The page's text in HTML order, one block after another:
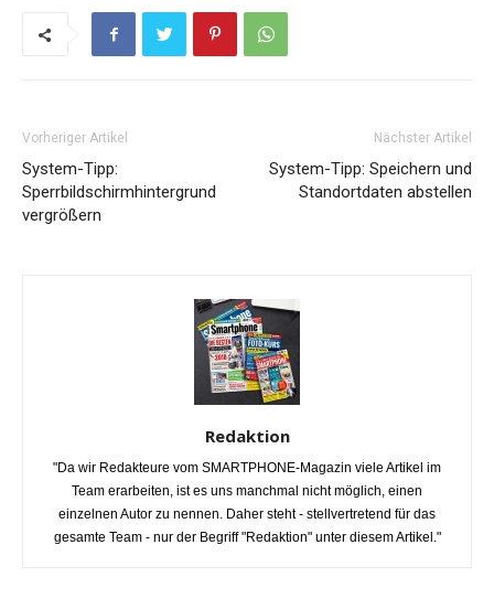
Vorheriger Artikel
System-Tipp:
Sperrbildschirmhintergrund
vergrößern
Nächster Artikel
System-Tipp: Speichern und
Standortdaten abstellen
Redaktion
"Da wir Redakteure vom SMARTPHONE-Magazin viele Artikel im
Team erarbeiten, ist es uns manchmal nicht möglich, einen
einzelnen Autor zu nennen. Daher steht - stellvertretend für das
gesamte Team - nur der Begriff "Redaktion" unter diesem Artikel."